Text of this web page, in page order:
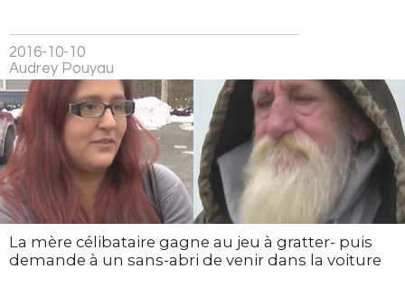
2016-10-10
Audrey Pouyau
La mère célibataire gagne au jeu à gratter- puis
demande à un sans-abri de venir dans la voiture